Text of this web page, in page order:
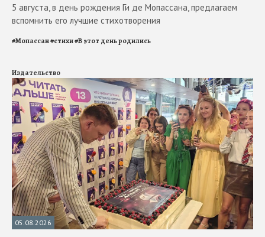
5 августа, в день рождения Ги де Мопассана, предлагаем
вспомнить его лучшие стихотворения
#Мопассан#стихи#В этот день родились
Издательство
05.08.2026